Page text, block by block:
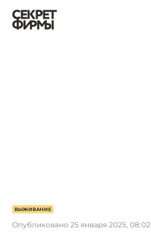
ВЫЖИВАНИЕ
Опубликовано 25 января 2025, 08:02